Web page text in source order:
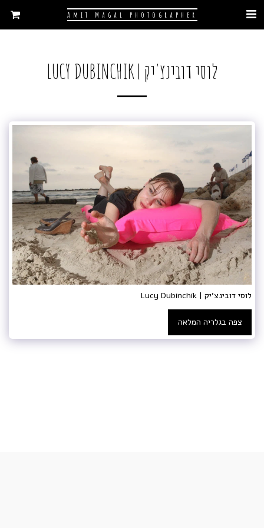
Amit Magal photographer
לוסי דובינצ'יק | LUCY DUBINCHIK
לוסי דובינצ'יק | Lucy Dubinchik
צפה בגלריה המלאה